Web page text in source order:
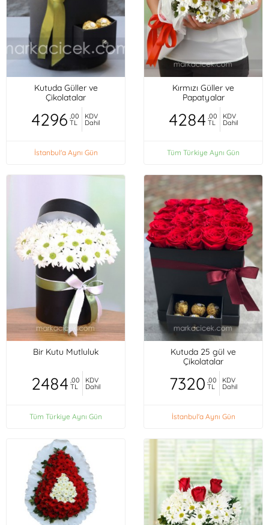
Kutuda Güller ve
Çikolatalar
4296 ,00
TL
KDV
Dahil
İstanbul'a Aynı Gün
Kırmızı Güller ve
Papatyalar
4284 ,00
TL
KDV
Dahil
Tüm Türkiye Aynı Gün
Bir Kutu Mutluluk
2484 ,00
TL
KDV
Dahil
Tüm Türkiye Aynı Gün
Kutuda 25 gül ve
Çikolatalar
7320 ,00
TL
KDV
Dahil
İstanbul'a Aynı Gün